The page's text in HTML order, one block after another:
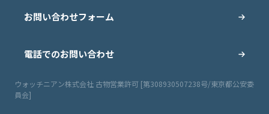
お問い合わせフォーム
電話でのお問い合わせ
ウォッチニアン株式会社 古物営業許可 [第308930507238号/東京都公安委
員会]